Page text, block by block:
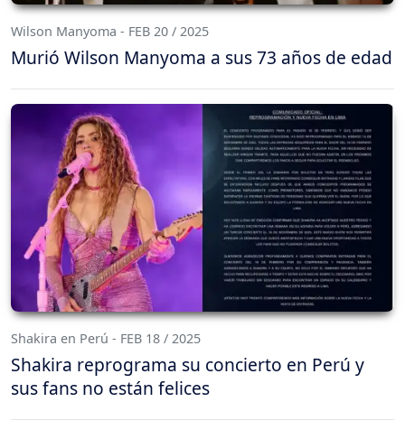
Wilson Manyoma - FEB 20 / 2025
Murió Wilson Manyoma a sus 73 años de edad
Shakira en Perú - FEB 18 / 2025
Shakira reprograma su concierto en Perú y
sus fans no están felices